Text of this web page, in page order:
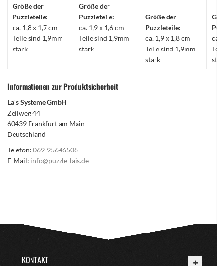
Größe der
Puzzleteile:
ca. 1,8 x 1,7 cm
Teile sind 1,9mm
stark
Größe der
Puzzleteile:
ca. 1,9 x 1,6 cm
Teile sind 1,9mm
stark
Größe der
Puzzleteile:
ca. 1,9 x 1,8 cm
Teile sind 1,9mm
stark
Informationen zur Produktsicherheit
Lais Systeme GmbH
Zeilweg 44
60439 Frankfurt am Main
Deutschland
Telefon: 069-95646508
E-Mail: info@puzzle-lais.de
KONTAKT